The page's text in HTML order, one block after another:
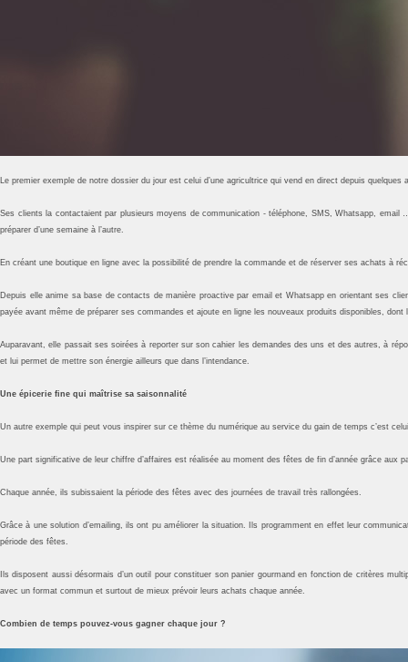
Le premier exemple de notre dossier du jour est celui d’une agricultrice qui vend en direct depuis
Ses clients la contactaient par plusieurs moyens de communication - téléphone, SMS, Whatsapp,
préparer d’une semaine à l’autre.
En créant une boutique en ligne avec la possibilité de prendre la commande et de réserver ses achats à
Depuis elle anime sa base de contacts de manière proactive par email et Whatsapp en orientant ses
payée avant même de préparer ses commandes et ajoute en ligne les nouveaux produits disponibles,
Auparavant, elle passait ses soirées à reporter sur son cahier les demandes des uns et des autres, à
et lui permet de mettre son énergie ailleurs que dans l’intendance.
Une épicerie fine qui maîtrise sa saisonnalité
Un autre exemple qui peut vous inspirer sur ce thème du numérique au service du gain de temps c’est
Une part significative de leur chiffre d’affaires est réalisée au moment des fêtes de fin d’année grâce
Chaque année, ils subissaient la période des fêtes avec des journées de travail très rallongées.
Grâce à une solution d’emailing, ils ont pu améliorer la situation. Ils programment en effet leur
période des fêtes.
Ils disposent aussi désormais d’un outil pour constituer son panier gourmand en fonction de critères
avec un format commun et surtout de mieux prévoir leurs achats chaque année.
Combien de temps pouvez-vous gagner chaque jour ?